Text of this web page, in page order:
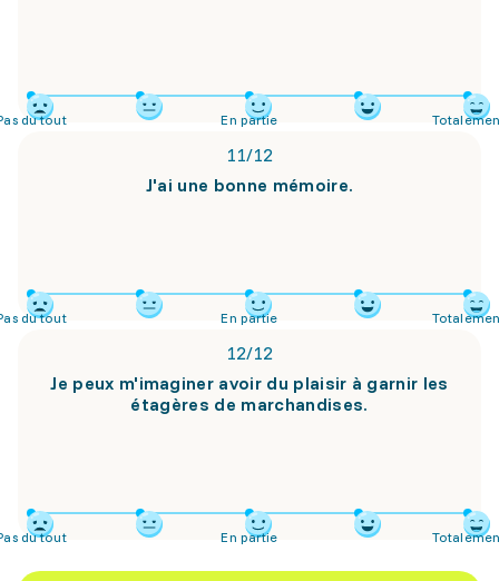
du tout En partie
11/12
J'ai une bonne mémoire.
du tout En partie
12/12
Je peux m'imaginer avoir du plaisir à garnir les
étagères de marchandises.
du tout En partie